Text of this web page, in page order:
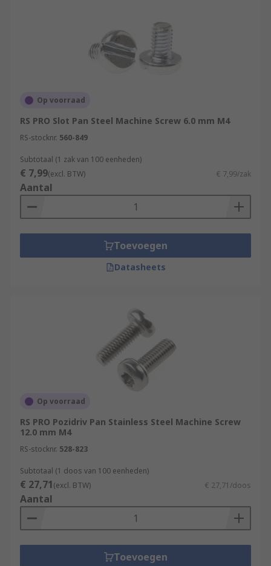
Op voorraad
RS PRO Slot Pan Steel Machine Screw 6.0 mm M4
RS-stocknr. 560-849
Subtotaal (1 zak van 100 eenheden)
€ 7,99(excl. BTW) € 7,99/zak
Aantal
Toevoegen
Datasheets
Op voorraad
RS PRO Pozidriv Pan Stainless Steel Machine Screw
12.0 mm M4
RS-stocknr. 528-823
Subtotaal (1 doos van 100 eenheden)
€ 27,71(excl. BTW) € 27,71/doos
Aantal
Toevoegen